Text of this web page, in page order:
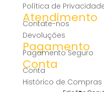
Política de
Atendimento
Contate-nos
Devoluções
Pagamento
Pagamento Seguro
Conta
Conta
Histórico de Compras